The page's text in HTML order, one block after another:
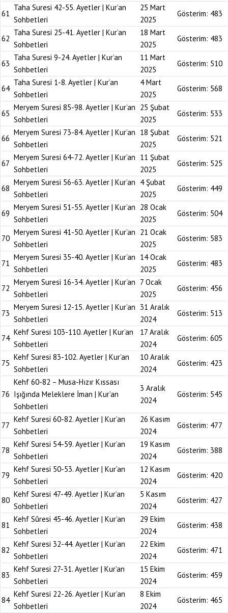
61
Taha Suresi 42-55. Ayetler | Kur’an
Sohbetleri
25 Mart
2025
Gösterim: 483
62
Taha Suresi 25-41. Ayetler | Kur’an
Sohbetleri
18 Mart
2025
Gösterim: 483
63
Taha Suresi 9-24. Ayetler | Kur’an
Sohbetleri
11 Mart
2025
Gösterim: 510
64
Taha Suresi 1-8. Ayetler | Kur’an
Sohbetleri
4 Mart
2025
Gösterim: 568
65
Meryem Suresi 85-98. Ayetler | Kur’an
Sohbetleri
25 Şubat
2025
Gösterim: 533
66
Meryem Suresi 73-84. Ayetler | Kur’an
Sohbetleri
18 Şubat
2025
Gösterim: 521
67
Meryem Suresi 64-72. Ayetler | Kur’an
Sohbetleri
11 Şubat
2025
Gösterim: 525
68
Meryem Suresi 56-63. Ayetler | Kur’an
Sohbetleri
4 Şubat
2025
Gösterim: 449
69
Meryem Suresi 51-55. Ayetler | Kur’an
Sohbetleri
28 Ocak
2025
Gösterim: 504
70
Meryem Suresi 41-50. Ayetler | Kur’an
Sohbetleri
21 Ocak
2025
Gösterim: 583
71
Meryem Suresi 35-40. Ayetler | Kur’an
Sohbetleri
14 Ocak
2025
Gösterim: 483
72
Meryem Suresi 16-34. Ayetler | Kur’an
Sohbetleri
7 Ocak
2025
Gösterim: 456
73
Meryem Suresi 12-15. Ayetler | Kur’an
Sohbetleri
31 Aralık
2024
Gösterim: 513
74
Kehf Suresi 103-110. Ayetler | Kur’an
Sohbetleri
17 Aralık
2024
Gösterim: 605
75
Kehf Suresi 83-102. Ayetler | Kur’an
Sohbetleri
10 Aralık
2024
Gösterim: 423
76
Kehf 60-82 – Musa-Hızır Kıssası
Işığında Meleklere İman | Kur’an
Sohbetleri
3 Aralık
2024
Gösterim: 545
77
Kehf Suresi 60-82. Ayetler | Kur’an
Sohbetleri
26 Kasım
2024
Gösterim: 477
78
Kehf Suresi 54-59. Ayetler | Kur’an
Sohbetleri
19 Kasım
2024
Gösterim: 388
79
Kehf Suresi 50-53. Ayetler | Kur’an
Sohbetleri
12 Kasım
2024
Gösterim: 420
80
Kehf Suresi 47-49. Ayetler | Kur’an
Sohbetleri
5 Kasım
2024
Gösterim: 427
81
Kehf Sûresi 45-46. Ayetler | Kur’an
Sohbetleri
29 Ekim
2024
Gösterim: 438
82
Kehf Suresi 32-44. Ayetler | Kur’an
Sohbetleri
22 Ekim
2024
Gösterim: 471
83
Kehf Suresi 27-31. Ayetler | Kur’an
Sohbetleri
15 Ekim
2024
Gösterim: 459
84
Kehf Suresi 22-26. Ayetler | Kur’an
Sohbetleri
8 Ekim
2024
Gösterim: 465